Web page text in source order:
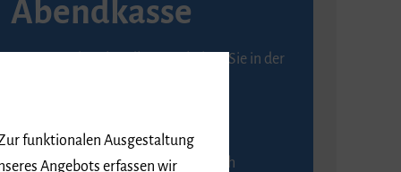
Abendkasse
Karten an der Abendkasse erhalten Sie in der
An der Abendkasse ist ausschließlich
funktionalen Ausgestaltung
Angebots erfassen wir